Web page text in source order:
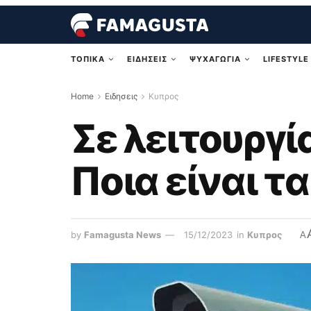
ΤΟΠΙΚΑ ΕΙΔΗΣΕΙΣ ΨΥΧΑΓΩΓΙΑ LIFESTYLE
Home Ειδησεις Κυπρος
Σε
Ποια είναι
by Famagusta News 15/12/2023 in Κυπρος A